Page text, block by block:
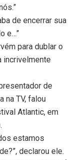
de encerrar sua
e…”
para dublar o
incrivelmente
de
na TV, falou
Atlantic, em
estamos
declarou ele.